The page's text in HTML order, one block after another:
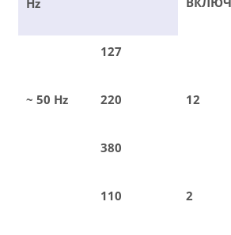
Hz
~ 50 Hz
127
12
220
380
110 2